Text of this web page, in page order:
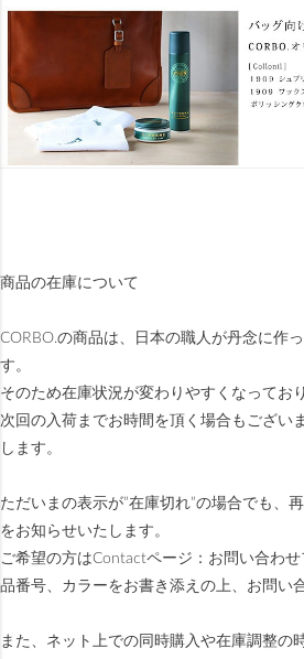
商品の在庫について
CORBO.の商品は、日本の職人が丹念に作
す。
そのため在庫状況が変わりやすくなってお
次回の入荷までお時間を頂く場合もござい
します。
ただいまの表示が”在庫切れ”の場合でも、
をお知らせいたします。
ご希望の方はContactページ：お問い合わ
品番号、カラーをお書き添えの上、お問い
また、ネット上での同時購入や在庫調整の